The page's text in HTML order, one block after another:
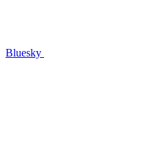
Bluesky